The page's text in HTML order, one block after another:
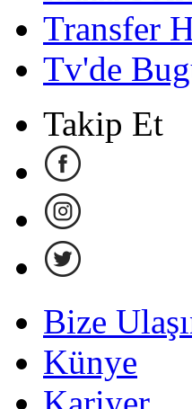
Transfer
Tv'de
Takip Et
Bize
Künye